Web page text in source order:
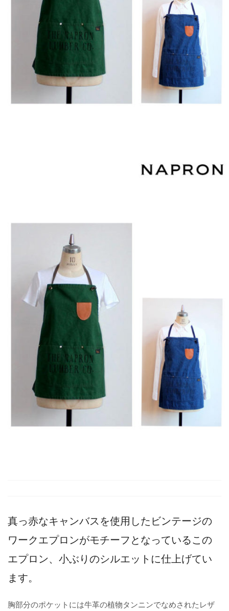
真っ赤なキャンバスを使用したビンテージの
ワークエプロンがモチーフとなっているこの
エプロン、小ぶりのシルエットに仕上げてい
ます。
胸部分のポケットには牛革の植物タンニンでなめされたレザ